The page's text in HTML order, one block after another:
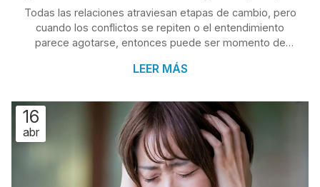
Todas las relaciones atraviesan etapas de cambio, pero
cuando los conflictos se repiten o el entendimiento
parece agotarse, entonces puede ser momento de
médico en O Porriño, te ofrecemos un servicio de
puede ayudar, entre otras cosas, a mejorar la
comunicación, recuperar la confianza y fortalecer el
vínculo afectivo. Dicho lo anterior, ¿qué motivos justifican
pedir una cita con nuestros...
LEER MÁS
16
abr